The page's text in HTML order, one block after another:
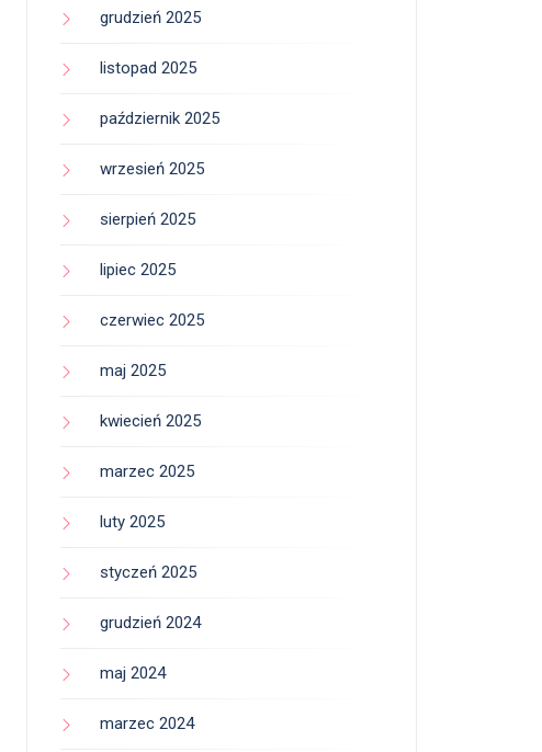
grudzień 2025
listopad 2025
październik 2025
wrzesień 2025
sierpień 2025
lipiec 2025
czerwiec 2025
maj 2025
kwiecień 2025
marzec 2025
luty 2025
styczeń 2025
grudzień 2024
maj 2024
marzec 2024